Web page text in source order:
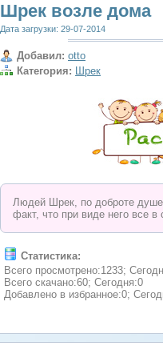
Шрек возле дома
Дата загрузки: 29-07-2014
Добавил: otto
Категория: Шрек
Людей Шрек, по доброте
факт, что при виде него все
Статистика:
Всего просмотрено:1233;
Всего скачано:60; Сегодня:0
Добавлено в избранное:0;